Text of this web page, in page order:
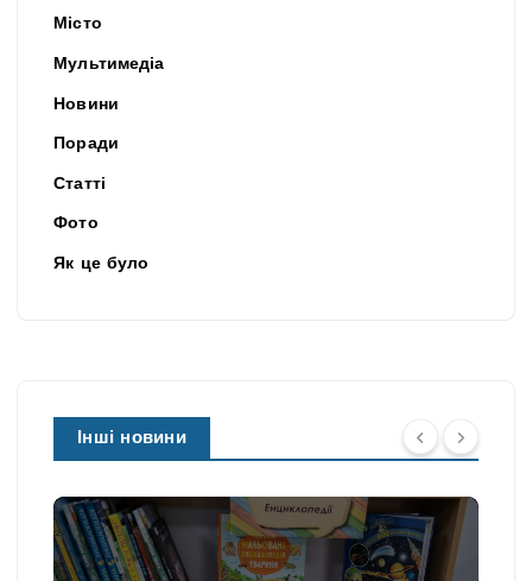
Місто
Мультимедіа
Новини
Поради
Статті
Фото
Як це було
Інші новини